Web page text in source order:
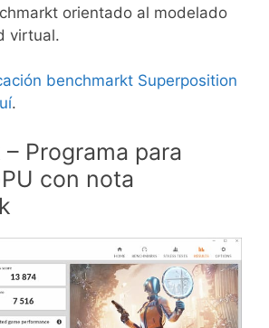
orientado al modelado
virtual.
benchmarkt Superposition
.
Programa para
con nota